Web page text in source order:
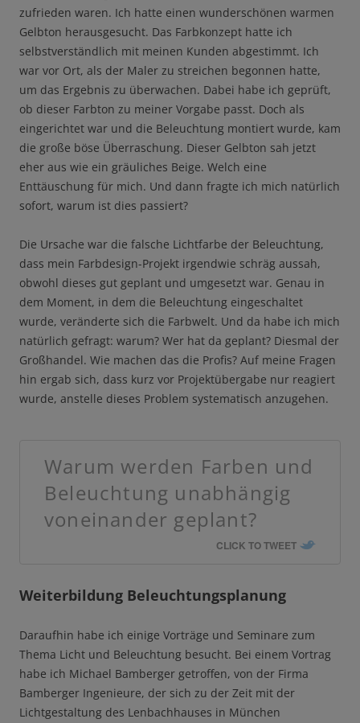
zufrieden waren. Ich hatte einen wunderschönen warmen
Gelbton herausgesucht. Das Farbkonzept hatte ich
selbstverständlich mit meinen Kunden abgestimmt. Ich
war vor Ort, als der Maler zu streichen begonnen hatte,
um das Ergebnis zu überwachen. Dabei habe ich geprüft,
ob dieser Farbton zu meiner Vorgabe passt. Doch als
eingerichtet war und die Beleuchtung montiert wurde, kam
die große böse Überraschung. Dieser Gelbton sah jetzt
eher aus wie ein gräuliches Beige. Welch eine
Enttäuschung für mich. Und dann fragte ich mich natürlich
sofort, warum ist dies passiert?
Die Ursache war die falsche Lichtfarbe der Beleuchtung,
dass mein Farbdesign-Projekt irgendwie schräg aussah,
obwohl dieses gut geplant und umgesetzt war. Genau in
dem Moment, in dem die Beleuchtung eingeschaltet
wurde, veränderte sich die Farbwelt. Und da habe ich mich
natürlich gefragt: warum? Wer hat da geplant? Diesmal der
Großhandel. Wie machen das die Profis? Auf meine Fragen
hin ergab sich, dass kurz vor Projektübergabe nur reagiert
wurde, anstelle dieses Problem systematisch anzugehen.
Warum werden Farben und
Beleuchtung unabhängig
voneinander geplant?
CLICK TO TWEET
Weiterbildung Beleuchtungsplanung
Daraufhin habe ich einige Vorträge und Seminare zum
Thema Licht und Beleuchtung besucht. Bei einem Vortrag
habe ich Michael Bamberger getroffen, von der Firma
Bamberger Ingenieure, der sich zu der Zeit mit der
Lichtgestaltung des Lenbachhauses in München